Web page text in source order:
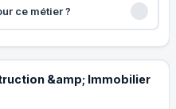
ce métier ?
&amp; Immobilier